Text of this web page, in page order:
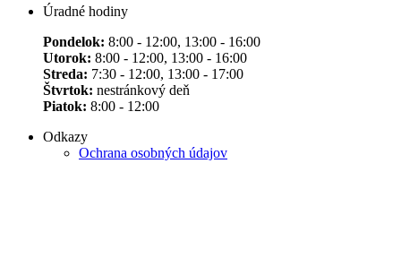
Úradné hodiny
Pondelok: 8:00 - 12:00, 13:00 - 16:00
Utorok: 8:00 - 12:00, 13:00 - 16:00
Streda: 7:30 - 12:00, 13:00 - 17:00
Štvrtok: nestránkový deň
Piatok: 8:00 - 12:00
Odkazy
Ochrana osobných údajov